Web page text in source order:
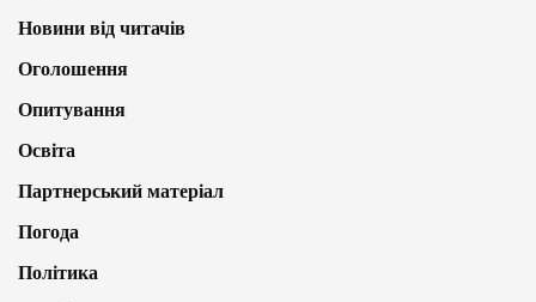
Новини від читачів
Оголошення
Опитування
Освіта
Партнерський матеріал
Погода
Політика